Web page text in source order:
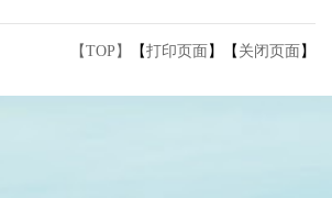
【TOP】 【打印页面 】【 关闭页面 】